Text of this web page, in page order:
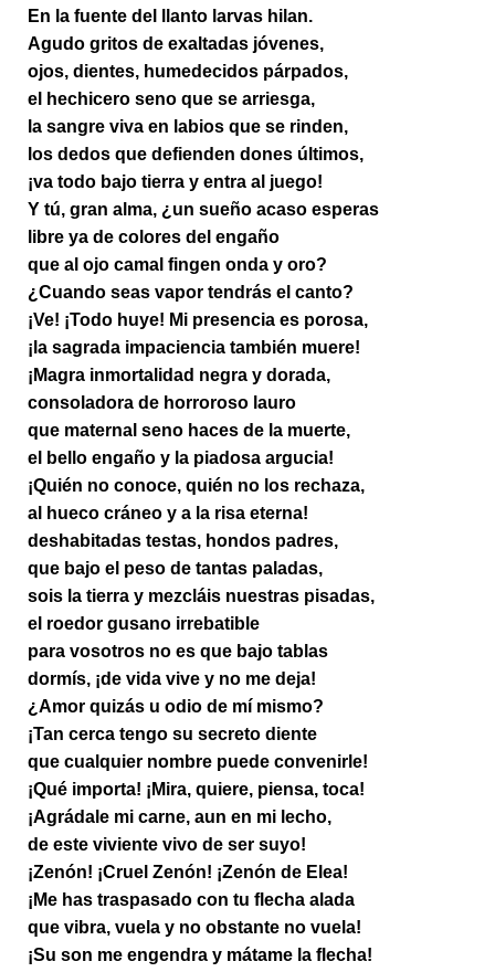
En la fuente del llanto larvas hilan.
Agudo gritos de exaltadas jóvenes,
ojos, dientes, humedecidos párpados,
el hechicero seno que se arriesga,
la sangre viva en labios que se rinden,
los dedos que defienden dones últimos,
¡va todo bajo tierra y entra al juego!
Y tú, gran alma, ¿un sueño acaso esperas
libre ya de colores del engaño
que al ojo camal fingen onda y oro?
¿Cuando seas vapor tendrás el canto?
¡Ve! ¡Todo huye! Mi presencia es porosa,
¡la sagrada impaciencia también muere!
¡Magra inmortalidad negra y dorada,
consoladora de horroroso lauro
que maternal seno haces de la muerte,
el bello engaño y la piadosa argucia!
¡Quién no conoce, quién no los rechaza,
al hueco cráneo y a la risa eterna!
deshabitadas testas, hondos padres,
que bajo el peso de tantas paladas,
sois la tierra y mezcláis nuestras pisadas,
el roedor gusano irrebatible
para vosotros no es que bajo tablas
dormís, ¡de vida vive y no me deja!
¿Amor quizás u odio de mí mismo?
¡Tan cerca tengo su secreto diente
que cualquier nombre puede convenirle!
¡Qué importa! ¡Mira, quiere, piensa, toca!
¡Agrádale mi carne, aun en mi lecho,
de este viviente vivo de ser suyo!
¡Zenón! ¡Cruel Zenón! ¡Zenón de Elea!
¡Me has traspasado con tu flecha alada
que vibra, vuela y no obstante no vuela!
¡Su son me engendra y mátame la flecha!